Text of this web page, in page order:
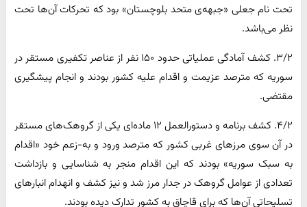
تحت نام جعلی «جبهه‌ی متحد بلوچستان» بود که تحرکات آن‌ها تحت
نظر می‌باشد.
۳/۲. کشف آمادگی عملیاتی حدود ۱۵۰ نفر از عناصر تکفیری مستقر در
سوریه که مترصد عزیمت و اقدام علیه کشور بودند و انجام پیشگیری
مقتضی.
۴/۲. کشف برنامه و دستورالعمل ۱۲ ماده‌ای یکی از گروهک‌های مستقر
در آن سوی مرزهای غربی کشور که مترصد ورود و به-زعم خود «اقدام
به سبک سوریه» بودند که این اقدام منجر به شناسایی و بازداشت
تعدادی از عوامل گروهک در جدار مرز شد و نیز کشف و انهدام انبارهای
تسلیحاتی آن‌ها که برای قاچاق به کشور تدارک دیده بودند.